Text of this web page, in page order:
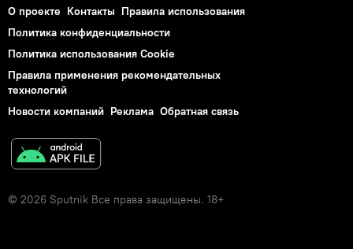
О проекте Контакты Правила использования
Политика конфиденциальности
Политика использования Cookie
Правила применения рекомендательных
технологий
Новости компаний Реклама Обратная связь
© 2026 Sputnik Все права защищены. 18+